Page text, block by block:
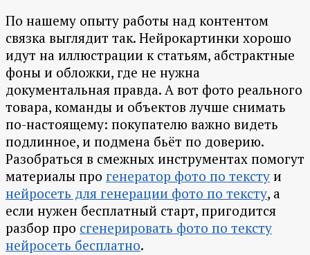
По нашему опыту работы над контентом
связка выглядит так. Нейрокартинки хорошо
идут на иллюстрации к статьям, абстрактные
фоны и обложки, где не нужна
документальная правда. А вот фото реального
товара, команды и объектов лучше снимать
по-настоящему: покупателю важно видеть
подлинное, и подмена бьёт по доверию.
Разобраться в смежных инструментах помогут
материалы про генератор фото по тексту и
нейросеть для генерации фото по тексту, а
если нужен бесплатный старт, пригодится
разбор про сгенерировать фото по тексту
нейросеть бесплатно.